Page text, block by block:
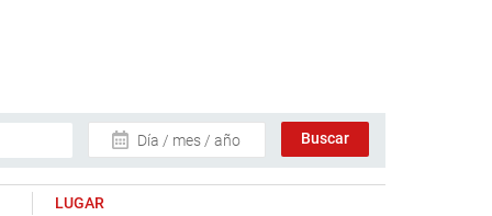
Día / mes / año
LUGAR